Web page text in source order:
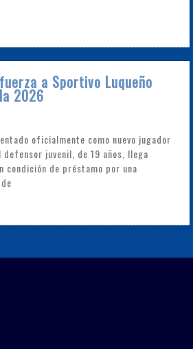
a Sportivo Luqueño
2026
oficialmente como nuevo jugador
defensor juvenil, de 19 años, llega
condición de préstamo por una